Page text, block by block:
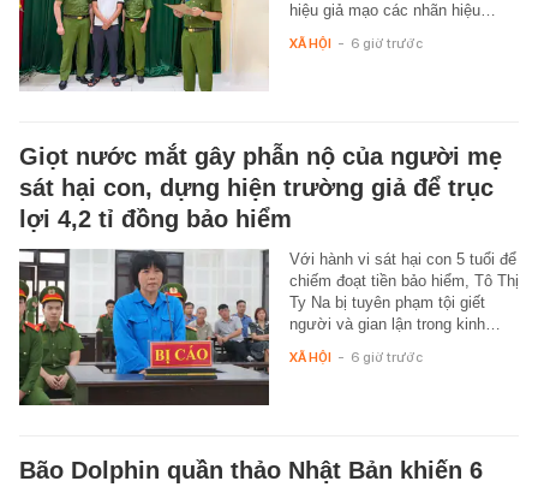
hiệu giả mạo các nhãn hiệu…
XÃ HỘI - 6 giờ trước
Giọt nước mắt gây phẫn nộ của người mẹ
sát hại con, dựng hiện trường giả để trục
lợi 4,2 tỉ đồng bảo hiểm
Với hành vi sát hại con 5 tuổi để
chiếm đoạt tiền bảo hiểm, Tô Thị
Ty Na bị tuyên phạm tội giết
người và gian lận trong kinh…
XÃ HỘI - 6 giờ trước
Bão Dolphin quần thảo Nhật Bản khiến 6